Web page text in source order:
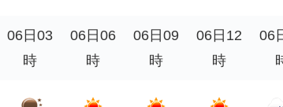
06日03
時
06日06
時
06日09
時
06日12
時
06